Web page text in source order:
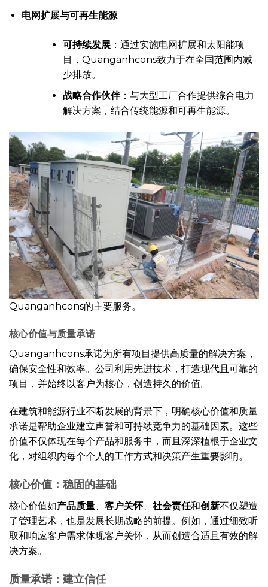
电网扩展与可再生能源
可持续发展：通过实施电网扩展和太阳能项
目，Quanganhcons致力于在全国范围内减
少排放。
战略合作伙伴：与大型工厂合作提供综合电力
解决方案，结合传统能源和可再生能源。
Quanganhcons的主要服务。
核心价值与质量承诺
Quanganhcons承诺为所有项目提供高质量的解决方案，
确保安全性和效率。公司利用先进技术，打造现代且可靠的
项目，并始终以客户为核心，创造持久的价值。
在建筑和能源行业不断发展的背景下，明确核心价值和质量
承诺是帮助企业建立声誉和可持续竞争力的基础因素。这些
价值不仅体现在每个产品和服务中，而且深深植根于企业文
化，对组织内每个个人的工作方式和决策产生重要影响。
核心价值：稳固的基础
核心价值如产品质量 客户关怀、 社会责任和创新不仅塑造
了管理艺术，也是发展长期战略的前提。例如，通过细致听
取和响应客户需求体现客户关怀，从而创造合适且有效的解
决方案。
质量承诺：建立信任